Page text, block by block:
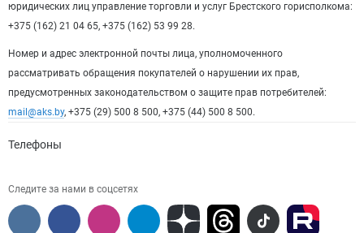
юридических лиц управление торговли и услуг Брестского горисполкома:
+375 (162) 21 04 65, +375 (162) 53 99 28.
Номер и адрес электронной почты лица, уполномоченного
рассматривать обращения покупателей о нарушении их прав,
предусмотренных законодательством о защите прав потребителей:
mail@aks.by, +375 (29) 500 8 500, +375 (44) 500 8 500.
Телефоны
Следите за нами в соцсетях